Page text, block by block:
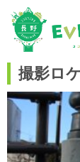
撮影ロ